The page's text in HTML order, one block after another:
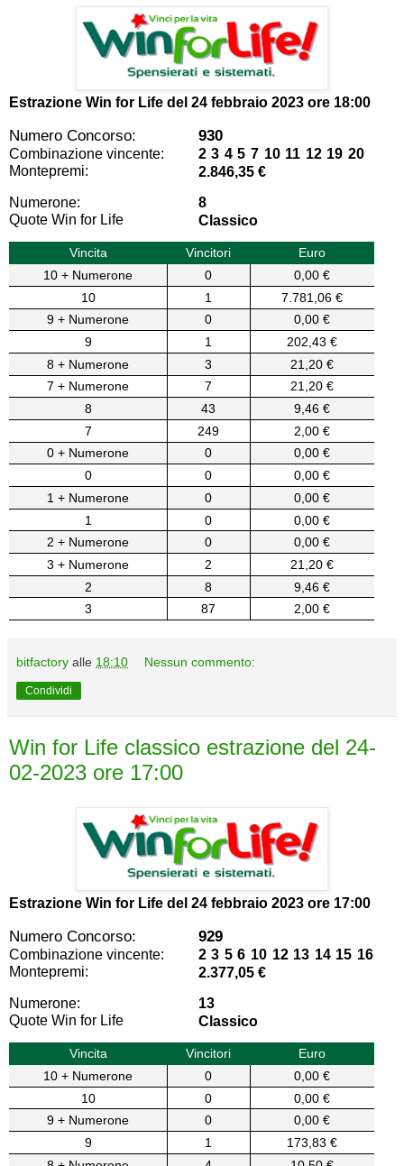
Estrazione Win for Life del 24 febbraio 2023 ore 18:00
Numero Concorso: 930
Combinazione vincente:
2 3 4 5 7 10 11 12 19 20
Montepremi:
2.846,35 €
Numerone:
8
Quote Win for Life
Classico
Vincita Vincitori
Euro
10 + Numerone
0
0,00 €
10
1
7.781,06 €
9 + Numerone
0
0,00 €
9
1
202,43 €
8 + Numerone
3
21,20 €
7 + Numerone
7
21,20 €
8
43
9,46 €
7
249
2,00 €
0 + Numerone
0
0,00 €
0
0
0,00 €
1 + Numerone
0
0,00 €
1
0
0,00 €
2 + Numerone
0
0,00 €
3 + Numerone
2
21,20 €
2
8
9,46 €
3
87 2,00 €
bitfactory alle 18:10 Nessun commento:
Condividi
Win for Life classico estrazione del 24-
02-2023 ore 17:00
Estrazione Win for Life del 24 febbraio 2023 ore 17:00
Numero Concorso: 929
Combinazione vincente:
2 3 5 6 10 12 13 14 15 16
Montepremi:
2.377,05 €
Numerone:
13
Quote Win for Life
Classico
Vincita Vincitori
Euro
10 + Numerone
0
0,00 €
10
0
0,00 €
9 + Numerone
0
0,00 €
9
1
173,83 €